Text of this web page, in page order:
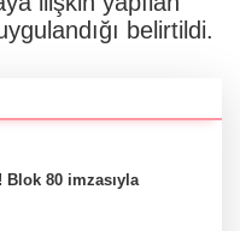
belirtildi.
Blok 80 imzasıyla